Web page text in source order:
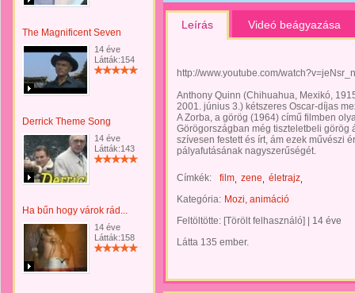
The Magnificent Seven
14 éve
Látták:154
Derrick Theme Song
14 éve
Látták:143
Ha bűn hogy várok rád...
14 éve
Látták:158
Leírás Videó beágyazása
http://www.youtube.com/
Anthony Quinn (Chihuahua, Mexikó,
2001. június 3.) kétszeres Oscar-díjas
A Zorba, a görög (1964) című filmben
Görögországban még tiszteletbeli
szívesen festett és írt, ám ezek művészi
pályafutásának nagyszerűségét.
Címkék: film zene
életrajz
Kategória: Mozi, animáció
Feltöltötte: [Törölt felhasználó]
14 éve
Látta 135 ember.